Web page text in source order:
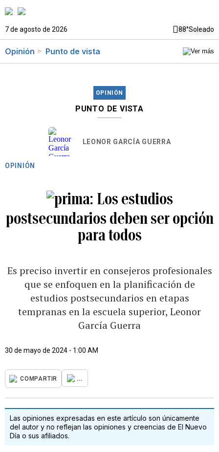
7 de agosto de 2026 88°Soleado
Opinión Punto de vista
OPINIÓN
PUNTO DE VISTA
LEONOR GARCÍA GUERRA
OPINIÓN
Los estudios
postsecundarios deben ser opción
para todos
Es preciso invertir en consejeros profesionales
que se enfoquen en la planificación de
estudios postsecundarios en etapas
tempranas en la escuela superior, Leonor
García Guerra
30 de mayo de 2024 - 1:00 AM
COMPARTIR ...
Las opiniones expresadas en este artículo son únicamente
del autor y no reflejan las opiniones y creencias de El Nuevo
Día o sus afiliados.